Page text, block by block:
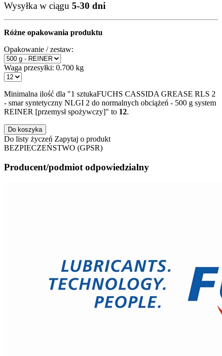
Wysyłka w ciągu 5-30 dni
Różne opakowania produktu
Opakowanie / zestaw:
Waga przesyłki: 0.700 kg
Minimalna ilość dla "1 sztukaFUCHS CASSIDA GREASE RLS 2
- smar syntetyczny NLGI 2 do normalnych obciążeń - 500 g system
REINER [przemysł spożywczy]" to 12.
Do koszyka
Do listy życzeń Zapytaj o produkt
BEZPIECZEŃSTWO (GPSR)
Producent/podmiot odpowiedzialny